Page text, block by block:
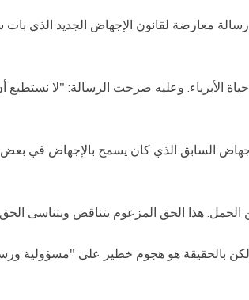
الأبرياء. وعليه صرحت الرسالة: "لا
السابق الذي كان يسمح بالإجهاض في بعض
هذا الحق المزعوم يتناقض ويتناسى الحق
بالحقيقة هو هجوم خطير على "مسؤولية